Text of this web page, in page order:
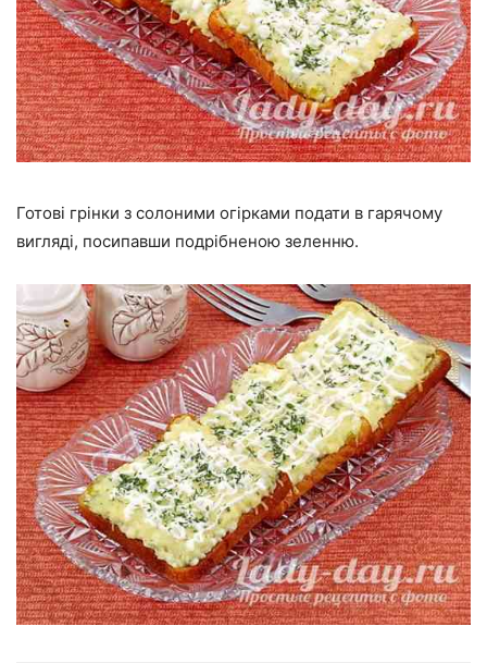
Готові грінки з солоними огірками подати в гарячому
вигляді, посипавши подрібненою зеленню.